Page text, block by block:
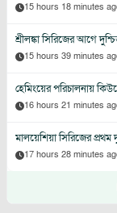
15 hours 18 minutes
শ্রীলঙ্কা সিরিজের আগে
15 hours 39 minutes
হেমিংয়ের পরিচালনায়
16 hours 21 minutes
মালয়েশিয়া সিরিজের
17 hours 28 minutes